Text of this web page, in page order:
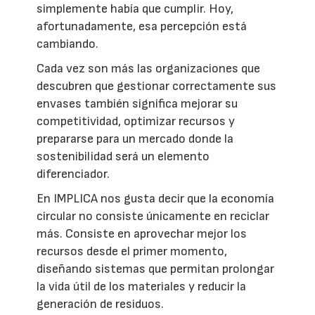
simplemente había que cumplir. Hoy,
afortunadamente, esa percepción está
cambiando.
Cada vez son más las organizaciones que
descubren que gestionar correctamente sus
envases también significa mejorar su
competitividad, optimizar recursos y
prepararse para un mercado donde la
sostenibilidad será un elemento
diferenciador.
En IMPLICA nos gusta decir que la economía
circular no consiste únicamente en reciclar
más. Consiste en aprovechar mejor los
recursos desde el primer momento,
diseñando sistemas que permitan prolongar
la vida útil de los materiales y reducir la
generación de residuos.